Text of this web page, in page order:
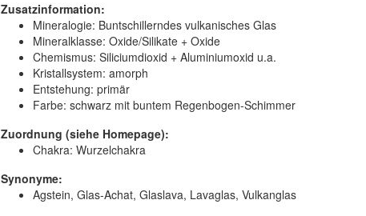
Zusatzinformation:
Mineralogie: Buntschillerndes vulkanisches Glas
Mineralklasse: Oxide/Silikate + Oxide
Chemismus: Siliciumdioxid + Aluminiumoxid u.a.
Kristallsystem: amorph
Entstehung: primär
Farbe: schwarz mit buntem Regenbogen-Schimmer
Zuordnung (siehe Homepage):
Chakra: Wurzelchakra
Synonyme:
Agstein, Glas-Achat, Glaslava, Lavaglas, Vulkanglas